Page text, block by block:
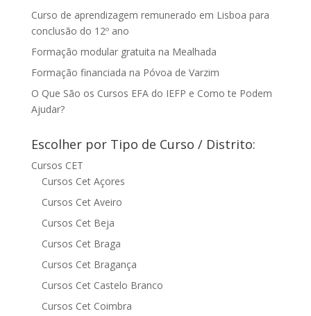
Curso de aprendizagem remunerado em Lisboa para
conclusão do 12º ano
Formação modular gratuita na Mealhada
Formação financiada na Póvoa de Varzim
O Que São os Cursos EFA do IEFP e Como te Podem
Ajudar?
Escolher por Tipo de Curso / Distrito:
Cursos CET
Cursos Cet Açores
Cursos Cet Aveiro
Cursos Cet Beja
Cursos Cet Braga
Cursos Cet Bragança
Cursos Cet Castelo Branco
Cursos Cet Coimbra